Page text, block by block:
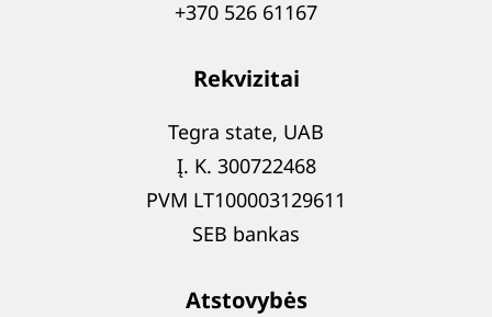
+370 526 61167
Rekvizitai
Tegra state, UAB
Į. K. 300722468
PVM LT100003129611
SEB bankas
Atstovybės